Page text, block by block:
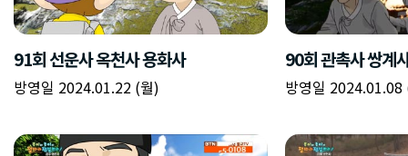
91회 선운사 옥천사 용화사
방영일 2024.01.22 (월)
90회 관촉사 쌍계
방영일 2024.01.08